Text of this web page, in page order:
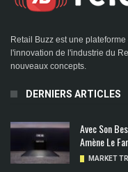
Retail Buzz est une
l'innovation de l'industrie du
nouveaux concepts.
DERNIERS ARTICLES
Avec Son
Amène Le
MARKET